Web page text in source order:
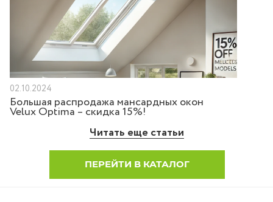
02.10.2024
Большая распродажа мансардных окон
Velux Optima – скидка 15%!
Читать еще статьи
ПЕРЕЙТИ В КАТАЛОГ